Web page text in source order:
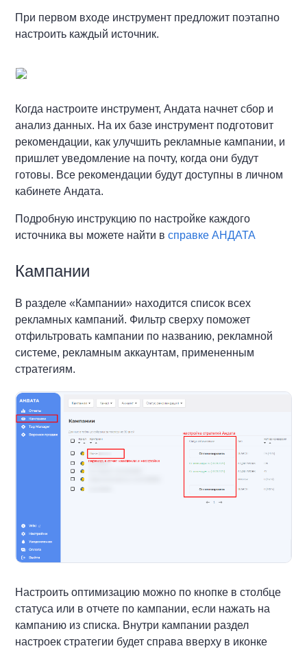
При первом входе инструмент предложит поэтапно
настроить каждый источник.
Когда настроите инструмент, Андата начнет сбор и
анализ данных. На их базе инструмент подготовит
рекомендации, как улучшить рекламные кампании, и
пришлет уведомление на почту, когда они будут
готовы. Все рекомендации будут доступны в личном
кабинете Андата.
Подробную инструкцию по настройке каждого
источника вы можете найти всправке АНДАТА
Кампании
В разделе «‎Кампании» находится список всех
рекламных кампаний. Фильтр сверху поможет
отфильтровать кампании по названию, рекламной
системе, рекламным аккаунтам, примененным
стратегиям.
Настроить оптимизацию можно по кнопке в столбце
статуса или в отчете по кампании, если нажать на
кампанию из списка. Внутри кампании раздел
настроек стратегии будет справа вверху в иконке